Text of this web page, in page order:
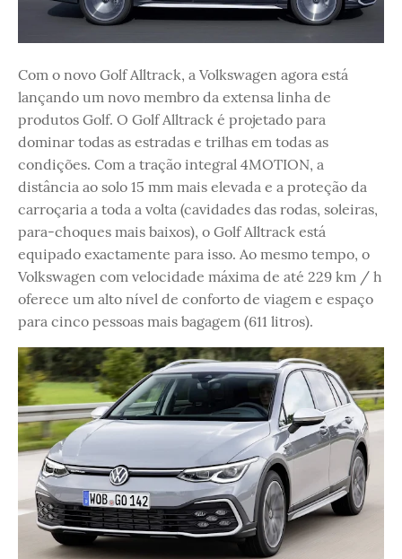
Com o novo Golf Alltrack, a Volkswagen agora está
lançando um novo membro da extensa linha de
produtos Golf. O Golf Alltrack é projetado para
dominar todas as estradas e trilhas em todas as
condições. Com a tração integral 4MOTION, a
distância ao solo 15 mm mais elevada e a proteção da
carroçaria a toda a volta (cavidades das rodas, soleiras,
para-choques mais baixos), o Golf Alltrack está
equipado exactamente para isso. Ao mesmo tempo, o
Volkswagen com velocidade máxima de até 229 km / h
oferece um alto nível de conforto de viagem e espaço
para cinco pessoas mais bagagem (611 litros).